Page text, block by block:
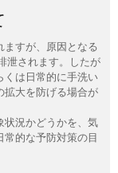
ますが、原因となる
泄されます。したが
くは日常的に手洗い
拡大を防げる場合が
状況かどうかを、気
的な予防対策の目